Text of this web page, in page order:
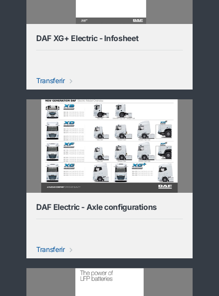
DAF XG+ Electric - Infosheet
Transferir
DAF Electric - Axle configurations
Transferir